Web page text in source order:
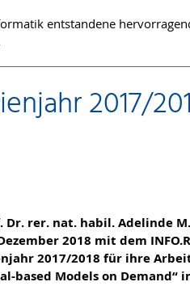
entstandene
2017/
rer. nat. habil. Adelinde
2018 mit dem
2017/2018 für ihre
based Models on Demand“